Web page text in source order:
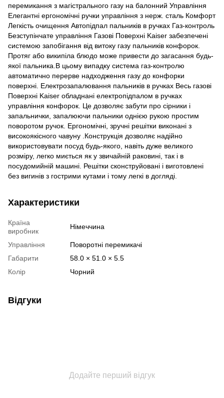
перемикання з магістрального газу на балонний Управління
Елегантні ергономічні ручки управління з нерж. сталь Комфорт
Легкість очищення Автопідпал пальників в ручках Газ-контроль
Безступінчате управління Газові Поверхні Kaiser забезпечені
системою запобігання від витоку газу пальників конфорок.
Протяг або википіла блюдо може привести до загасання будь-
якої пальника.В цьому випадку система газ-контролю
автоматично перерве надходження газу до конфорки
поверхні. Електрозапалювання пальників в ручках Весь газові
Поверхні Kaiser обладнані електропідпалом в ручках
управління конфорок. Це дозволяє забути про сірники і
запальнички, запалюючи пальники однією рукою простим
поворотом ручок. Ергономічні, зручні решітки виконані з
високоякісного чавуну .Конструкція дозволяє надійно
використовувати посуд будь-якого, навіть дуже великого
розміру, легко миється як у звичайній раковині, так і в
посудомийній машині. Решітки сконструйовані і виготовлені
без вигинів з гострими кутами і тому легкі в догляді.
Характеристики
Країна
виробник
Німеччина
Управління
Поворотні перемикачі
Габарити
58.0 × 51.0 × 5.5
Колір
Чорний
Відгуки
Додайте перший відгук